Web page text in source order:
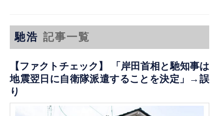
馳浩 記事一覧
【ファクトチェック】 「岸田首相と馳知事は
地震翌日に自衛隊派遣することを決定」→誤
り